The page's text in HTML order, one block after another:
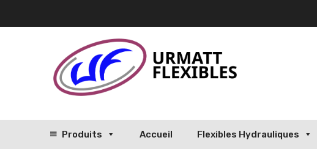
Produits Accueil Flexibles Hydrauliques